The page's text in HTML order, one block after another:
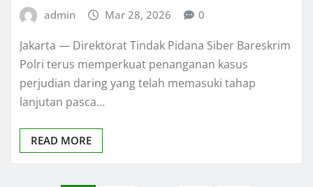
admin Mar 28, 2026 0
Jakarta — Direktorat Tindak Pidana Siber Bareskrim
Polri terus memperkuat penanganan kasus
perjudian daring yang telah memasuki tahap
lanjutan pasca…
READ MORE